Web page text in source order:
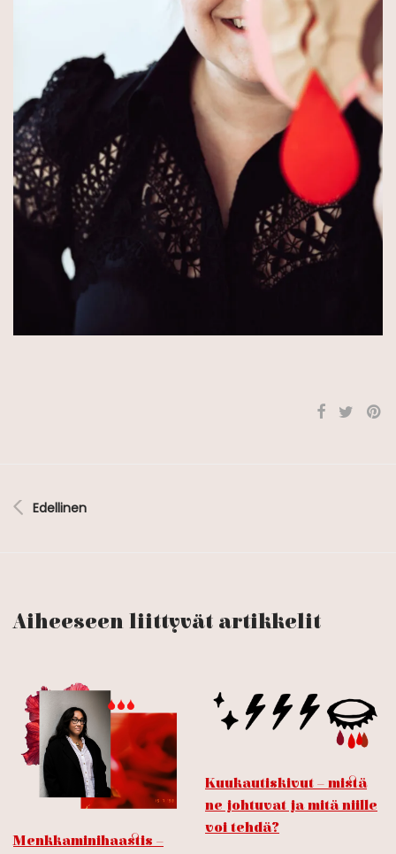
Edellinen
Aiheeseen liittyvät artikkelit
Menkkaminihaastis –
Kuukautiskivut – mistä
ne johtuvat ja mitä niille
voi tehdä?